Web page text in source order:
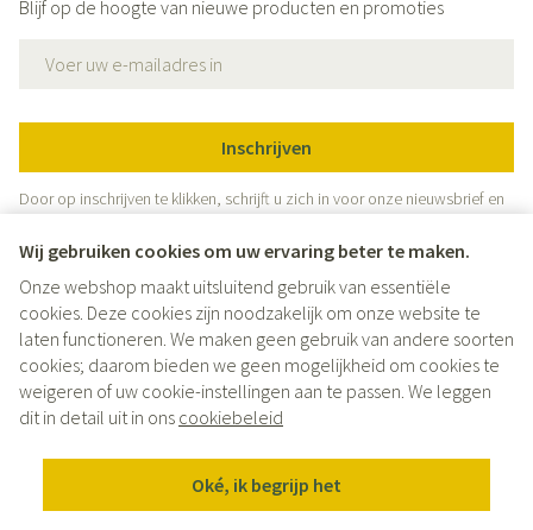
Wij gebruiken cookies om uw ervaring beter te maken.
Onze webshop maakt uitsluitend gebruik van essentiële
cookies. Deze cookies zijn noodzakelijk om onze website te
laten functioneren. We maken geen gebruik van andere soorten
cookies; daarom bieden we geen mogelijkheid om cookies te
weigeren of uw cookie-instellingen aan te passen. We leggen
dit in detail uit in ons cookiebeleid
Oké, ik begrijp het
Blijf op de hoogte van nieuwe producten en promoties
Inschrijven
Door op inschrijven te klikken, schrijft u zich in voor onze nieuwsbrief en
Juridische links